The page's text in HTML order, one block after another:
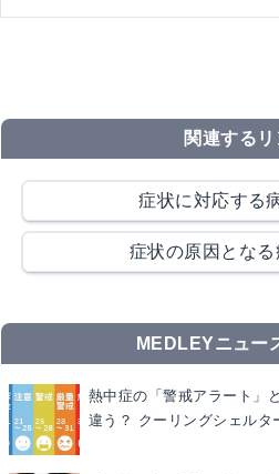
関連するリ
症状に対応する
症状の原因とな
MEDLEYニュー
熱中症の「警戒アラート」
違う？ クーリングシェルタ